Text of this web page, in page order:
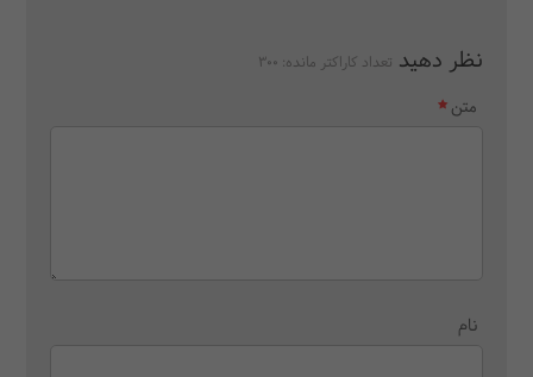
نظر دهید تعداد کاراکتر مانده: 300
متن
نام